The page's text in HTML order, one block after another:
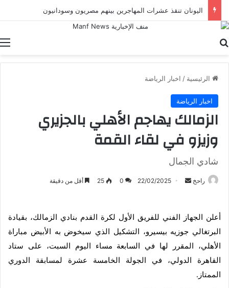
اليونان تنقذ عشرات المهاجرين بينهم مصريون وسودانيون
الرئيسية / اخبار الرياضة
اخبار الرياضة
الزمالك يهاجم الأهلي بالجزيري
وزيزو في لقاء القمة
شادي الجمال
راحخ
أرسل 22/02/2025
0
25 أقل من دقيقة
أعلن الجهاز الفني للفريق الأول لكرة القدم بنادي الزمالك، بقيادة
البرتغالي جوزيه بيسيرو، التشكيل الذي سيخوض به الأبيض مباراة
الأهلي، المقرر لها في السابعة مساء اليوم السبت، على ستاد
القاهرة الدولي، في الجولة الخامسة عشرة لمسابقة الدوري
الممتاز.